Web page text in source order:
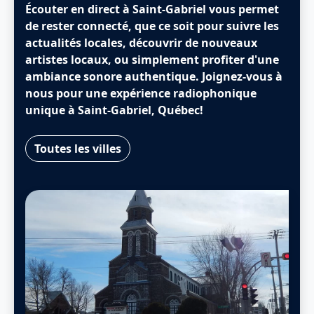
Écouter en direct à Saint-Gabriel vous permet
de rester connecté, que ce soit pour suivre les
actualités locales, découvrir de nouveaux
artistes locaux, ou simplement profiter d'une
ambiance sonore authentique. Joignez-vous à
nous pour une expérience radiophonique
unique à Saint-Gabriel, Québec!
Toutes les villes